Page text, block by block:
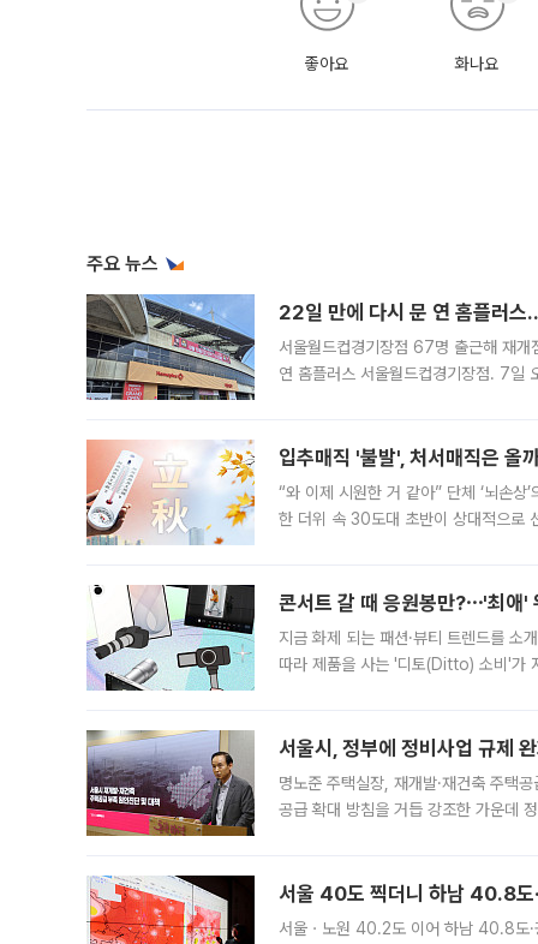
좋아요 화나요
주요 뉴스
22일 만에 다시 문 연 홈플러스
서울월드컵경기장점 67명 출근해 재
연 홈플러스 서울월드컵경기장점. 7일
입추매직 '불발', 처서매직은 올
“와 이제 시원한 거 같아” 단체 ‘뇌손
한 더위 속 30도대 초반이 상대적으로
콘서트 갈 때 응원봉만?⋯'최애'
지금 화제 되는 패션·뷰티 트렌드를 소
따라 제품을 사는 '디토(Ditto) 소비'가
서울시, 정부에 정비사업 규제
명노준 주택실장, 재개발·재건축 주택
공급 확대 방침을 거듭 강조한 가운데
서울 40도 찍더니 하남 40.8
서울ㆍ노원 40.2도 이어 하남 40.8도